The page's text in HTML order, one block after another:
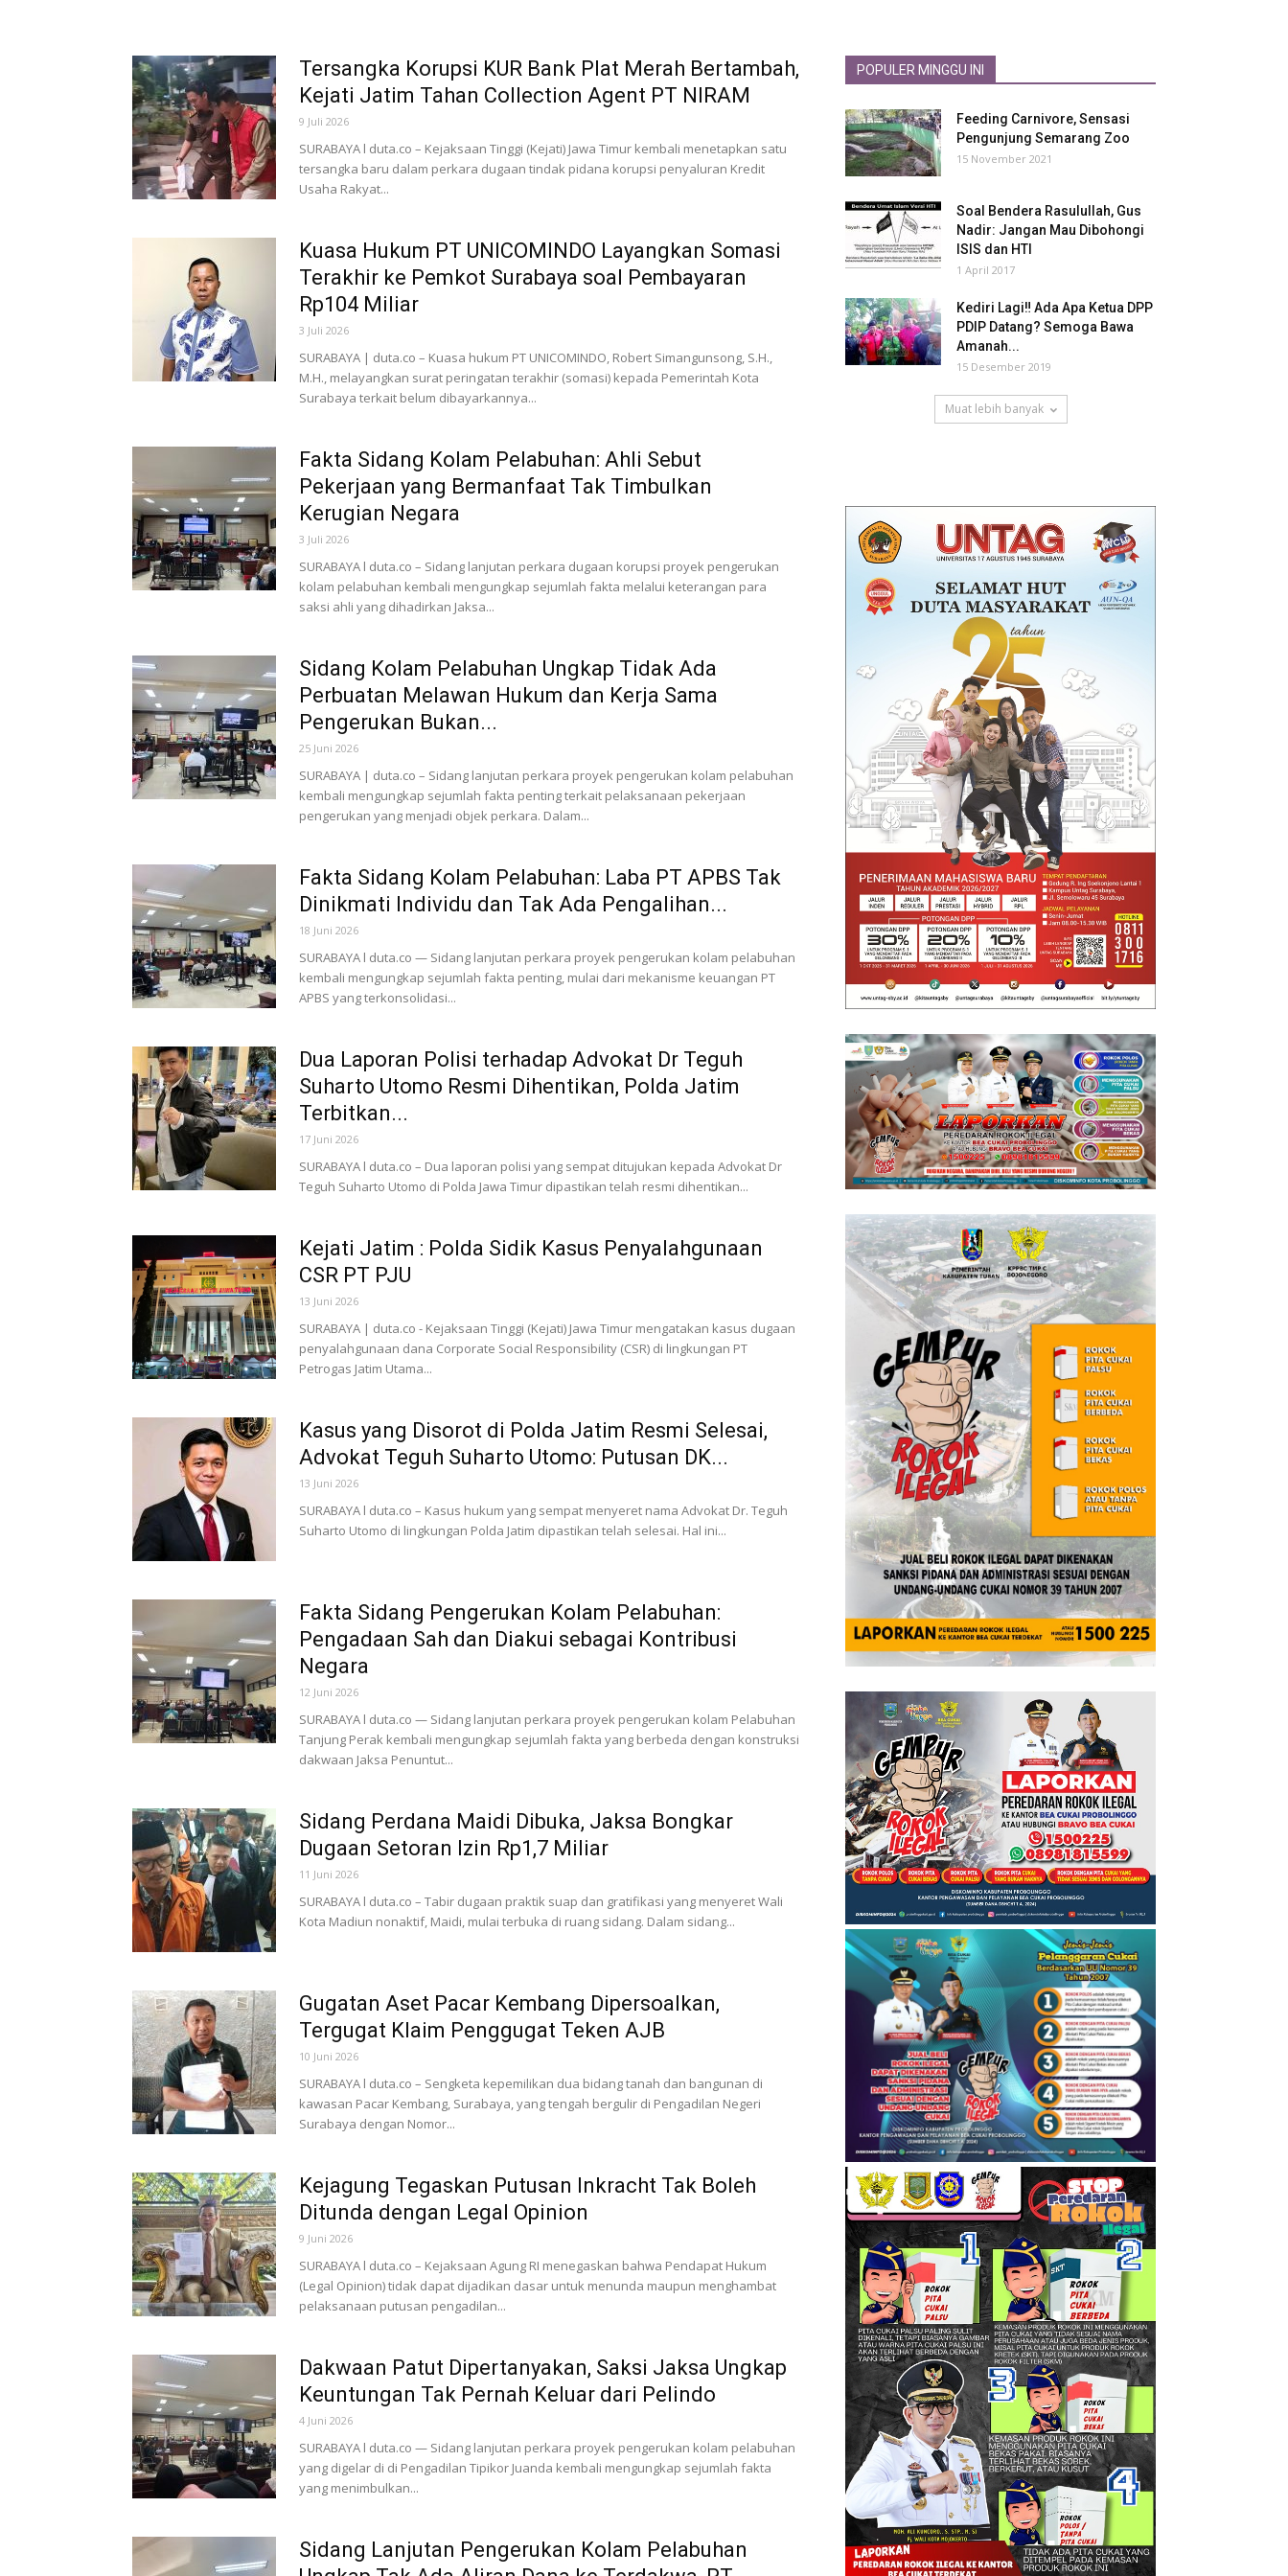
Tersangka Korupsi KUR Bank Plat Merah Bertambah,
Kejati Jatim Tahan Collection Agent PT NIRAM
9 Juli 2026
SURABAYA l duta.co – Kejaksaan Tinggi (Kejati) Jawa Timur kembali menetapkan satu
tersangka baru dalam perkara dugaan tindak pidana korupsi penyaluran Kredit
Usaha Rakyat...
Kuasa Hukum PT UNICOMINDO Layangkan Somasi
Terakhir ke Pemkot Surabaya soal Pembayaran
Rp104 Miliar
3 Juli 2026
SURABAYA | duta.co – Kuasa hukum PT UNICOMINDO, Robert Simangunsong, S.H.,
M.H., melayangkan surat peringatan terakhir (somasi) kepada Pemerintah Kota
Surabaya terkait belum dibayarkannya...
Fakta Sidang Kolam Pelabuhan: Ahli Sebut
Pekerjaan yang Bermanfaat Tak Timbulkan
Kerugian Negara
3 Juli 2026
SURABAYA l duta.co – Sidang lanjutan perkara dugaan korupsi proyek pengerukan
kolam pelabuhan kembali mengungkap sejumlah fakta melalui keterangan para
saksi ahli yang dihadirkan Jaksa...
Sidang Kolam Pelabuhan Ungkap Tidak Ada
Perbuatan Melawan Hukum dan Kerja Sama
Pengerukan Bukan...
25 Juni 2026
SURABAYA | duta.co – Sidang lanjutan perkara proyek pengerukan kolam pelabuhan
kembali mengungkap sejumlah fakta penting terkait pelaksanaan pekerjaan
pengerukan yang menjadi objek perkara. Dalam...
Fakta Sidang Kolam Pelabuhan: Laba PT APBS Tak
Dinikmati Individu dan Tak Ada Pengalihan...
18 Juni 2026
SURABAYA l duta.co — Sidang lanjutan perkara proyek pengerukan kolam pelabuhan
kembali mengungkap sejumlah fakta penting, mulai dari mekanisme keuangan PT
APBS yang terkonsolidasi...
Dua Laporan Polisi terhadap Advokat Dr Teguh
Suharto Utomo Resmi Dihentikan, Polda Jatim
Terbitkan...
17 Juni 2026
SURABAYA l duta.co – Dua laporan polisi yang sempat ditujukan kepada Advokat Dr
Teguh Suharto Utomo di Polda Jawa Timur dipastikan telah resmi dihentikan...
Kejati Jatim : Polda Sidik Kasus Penyalahgunaan
CSR PT PJU
13 Juni 2026
SURABAYA | duta.co - Kejaksaan Tinggi (Kejati) Jawa Timur mengatakan kasus dugaan
penyalahgunaan dana Corporate Social Responsibility (CSR) di lingkungan PT
Petrogas Jatim Utama...
Kasus yang Disorot di Polda Jatim Resmi Selesai,
Advokat Teguh Suharto Utomo: Putusan DK...
13 Juni 2026
SURABAYA l duta.co – Kasus hukum yang sempat menyeret nama Advokat Dr. Teguh
Suharto Utomo di lingkungan Polda Jatim dipastikan telah selesai. Hal ini...
Fakta Sidang Pengerukan Kolam Pelabuhan:
Pengadaan Sah dan Diakui sebagai Kontribusi
Negara
12 Juni 2026
SURABAYA l duta.co — Sidang lanjutan perkara proyek pengerukan kolam Pelabuhan
Tanjung Perak kembali mengungkap sejumlah fakta yang berbeda dengan konstruksi
dakwaan Jaksa Penuntut...
Sidang Perdana Maidi Dibuka, Jaksa Bongkar
Dugaan Setoran Izin Rp1,7 Miliar
11 Juni 2026
SURABAYA l duta.co – Tabir dugaan praktik suap dan gratifikasi yang menyeret Wali
Kota Madiun nonaktif, Maidi, mulai terbuka di ruang sidang. Dalam sidang...
Gugatan Aset Pacar Kembang Dipersoalkan,
Tergugat Klaim Penggugat Teken AJB
10 Juni 2026
SURABAYA l duta.co – Sengketa kepemilikan dua bidang tanah dan bangunan di
kawasan Pacar Kembang, Surabaya, yang tengah bergulir di Pengadilan Negeri
Surabaya dengan Nomor...
Kejagung Tegaskan Putusan Inkracht Tak Boleh
Ditunda dengan Legal Opinion
9 Juni 2026
SURABAYA l duta.co – Kejaksaan Agung RI menegaskan bahwa Pendapat Hukum
(Legal Opinion) tidak dapat dijadikan dasar untuk menunda maupun menghambat
pelaksanaan putusan pengadilan...
Dakwaan Patut Dipertanyakan, Saksi Jaksa Ungkap
Keuntungan Tak Pernah Keluar dari Pelindo
4 Juni 2026
SURABAYA l duta.co — Sidang lanjutan perkara proyek pengerukan kolam pelabuhan
yang digelar di di Pengadilan Tipikor Juanda kembali mengungkap sejumlah fakta
yang menimbulkan...
Sidang Lanjutan Pengerukan Kolam Pelabuhan
POPULER MINGGU INI
Feeding Carnivore, Sensasi
Pengunjung Semarang Zoo
15 November 2021
Soal Bendera Rasulullah, Gus
Nadir: Jangan Mau Dibohongi
ISIS dan HTI
1 April 2017
Kediri Lagi‼ Ada Apa Ketua DPP
PDIP Datang? Semoga Bawa
Amanah...
15 Desember 2019
Muat lebih banyak